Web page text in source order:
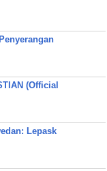
(Official
Lepask